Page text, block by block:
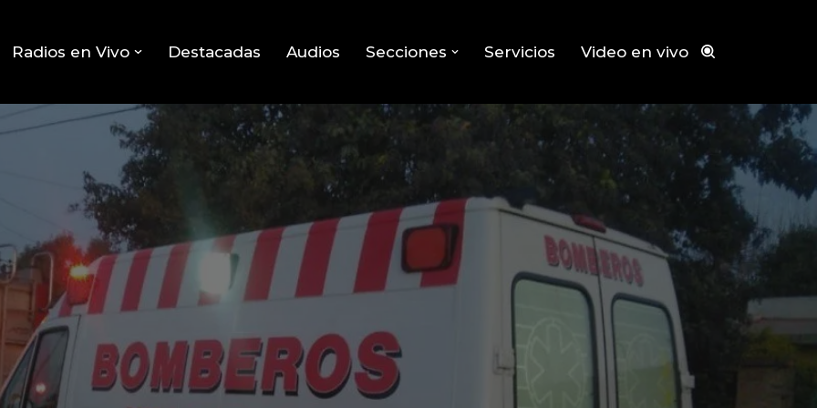
Radios en Vivo Destacadas Audios Secciones Servicios Video en vivo